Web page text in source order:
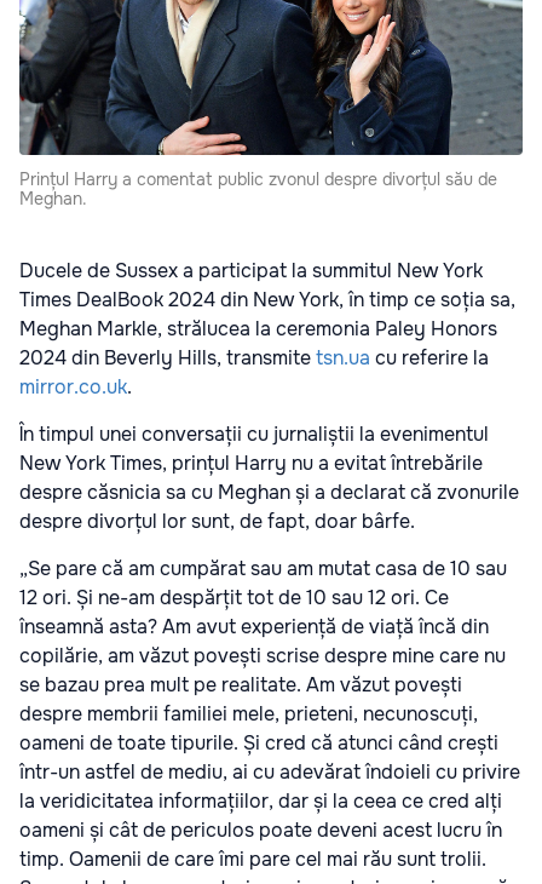
Prințul Harry a comentat public zvonul despre divorțul său de
Meghan.
Ducele de Sussex a participat la summitul New York
Times DealBook 2024 din New York, în timp ce soția sa,
Meghan Markle, strălucea la ceremonia Paley Honors
2024 din Beverly Hills, transmitetsn.ua cu referire la
mirror.co.uk.
În timpul unei conversații cu jurnaliștii la evenimentul
New York Times, prințul Harry nu a evitat întrebările
despre căsnicia sa cu Meghan și a declarat că zvonurile
despre divorțul lor sunt, de fapt, doar bârfe.
„Se pare că am cumpărat sau am mutat casa de 10 sau
12 ori. Și ne-am despărțit tot de 10 sau 12 ori. Ce
înseamnă asta? Am avut experiență de viață încă din
copilărie, am văzut povești scrise despre mine care nu
se bazau prea mult pe realitate. Am văzut povești
despre membrii familiei mele, prieteni, necunoscuți,
oameni de toate tipurile. Și cred că atunci când crești
într-un astfel de mediu, ai cu adevărat îndoieli cu privire
la veridicitatea informațiilor, dar și la ceea ce cred alți
oameni și cât de periculos poate deveni acest lucru în
timp. Oamenii de care îmi pare cel mai rău sunt trolii.